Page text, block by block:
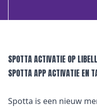
SPOTTA ACTIVATIE OP
SPOTTA APP ACTIVATIE EN
Spotta is een nieuw